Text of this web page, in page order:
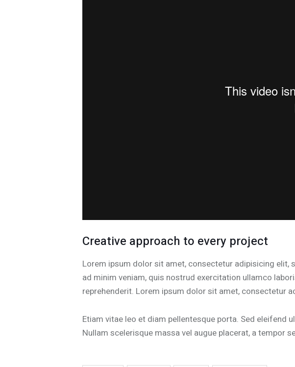
Creative approach to every project
Lorem ipsum dolor sit amet, consectetur adipisicing
ad minim veniam, quis nostrud exercitation ullamco
reprehenderit. Lorem ipsum dolor sit amet, consectetur
Etiam vitae leo et diam pellentesque porta. Sed eleifend
Nullam scelerisque massa vel augue placerat, a tempor